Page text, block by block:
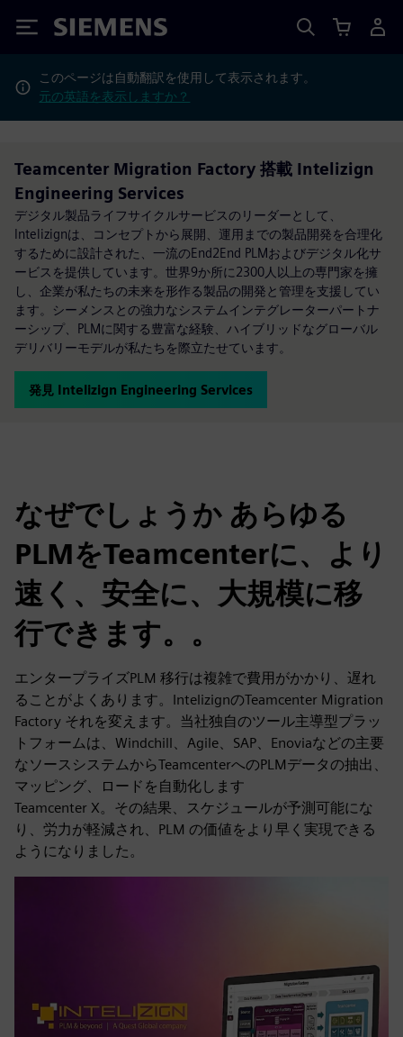
Siemens
このページは自動翻訳を使用して表示されます。
元の英語を表示しますか？
Teamcenter Migration Factory 搭載 Intelizign
Engineering Services
デジタル製品ライフサイクルサービスのリーダーとして、
Intelizignは、コンセプトから展開、運用までの製品開発を合理化
するために設計された、一流のEnd2End PLMおよびデジタル化サ
ービスを提供しています。世界9か所に2300人以上の専門家を擁
し、企業が私たちの未来を形作る製品の開発と管理を支援してい
ます。シーメンスとの強力なシステムインテグレーターパートナ
ーシップ、PLMに関する豊富な経験、ハイブリッドなグローバル
デリバリーモデルが私たちを際立たせています。
発見 Intelizign Engineering Services
なぜでしょうか あらゆる
PLMをTeamcenterに、より
速く、安全に、大規模に移
行できます。。
エンタープライズPLM 移行は複雑で費用がかかり、遅れ
ることがよくあります。IntelizignのTeamcenter Migration
Factory それを変えます。当社独自のツール主導型プラッ
トフォームは、Windchill、Agile、SAP、Enoviaなどの主要
なソースシステムからTeamcenterへのPLMデータの抽出、
マッピング、ロードを自動化します
Teamcenter X。その結果、スケジュールが予測可能にな
り、労力が軽減され、PLM の価値をより早く実現できる
ようになりました。